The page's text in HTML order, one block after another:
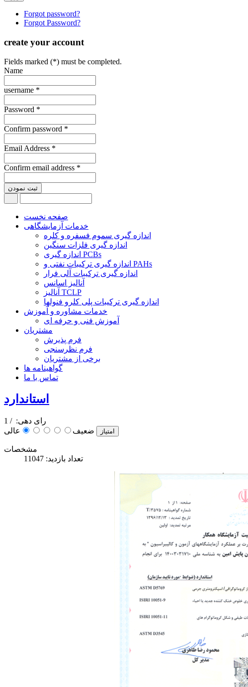
Forgot password?
Forgot Password?
create your account
Fields marked (*) must be completed.
Name
username *
Password *
Confirm password *
Email Address *
Confirm email address *
ثبت نمودن
صفحه نخست
خدمات آزمایشگاهی
اندازه گیری سموم فسفره و کلره
اندازه گیری فلزات سنگین
اندازه گیری PCBs
اندازه گیری ترکیبات نفتی و PAHs
اندازه گیری ترکیبات آلی فرار
آنالیز اسانس
آنالیز TCLP
اندازه گیری ترکیبات پلی کلرو فنولها
خدمات مشاوره و آموزش
آموزش فنی و حرفه ای
مشتریان
فرم پذیرش
فرم نظرسنجی
برخی از مشتریان
گواهینامه ها
تماس با ما
استاندارد
رای دهی: / 1
ضعیف
مشخصات
تعداد بازدید: 11047